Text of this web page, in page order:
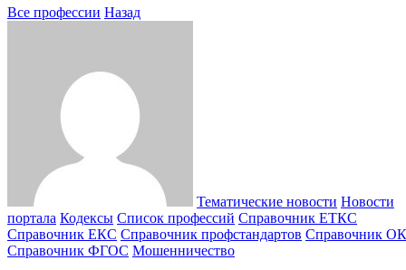
Все професcии Назад
Тематические новости Новости
портала Кодексы Cписок профессий Справочник ЕТКС
Справочник ЕКС Справочник профстандартов Справочник
Справочник ФГОС Мошенничество